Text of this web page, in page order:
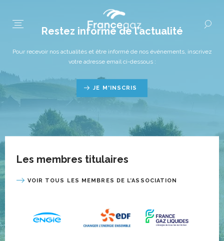
Restez informé de l’actualité
Pour recevoir nos actualités et être informé de nos événements, inscrivez
votre adresse email ci-dessous :
JE M'INSCRIS
Les membres titulaires
VOIR TOUS LES MEMBRES DE L’ASSOCIATION